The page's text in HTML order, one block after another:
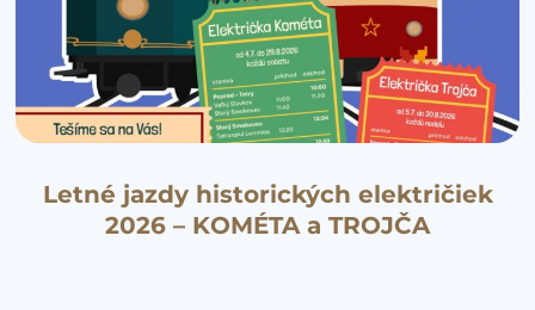
Letné jazdy historických električiek
2026 – KOMÉTA a TROJČA